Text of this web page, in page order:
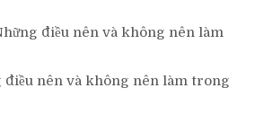
điều nên và không nên làm
điều nên và không nên làm trong